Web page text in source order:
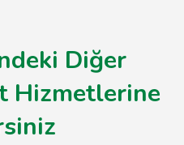
Diğer
Hizmetlerine